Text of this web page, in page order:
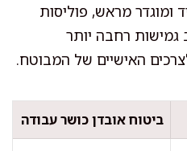
ומוגדר מראש, פוליסות
גמישות רחבה יותר
האישיים של המבוטח.
ביטוח אובדן כושר עבודה